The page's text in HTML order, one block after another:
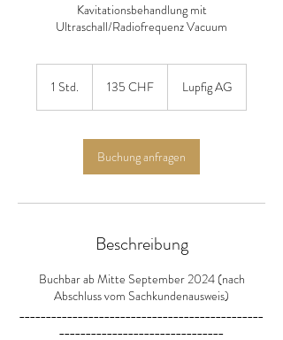
Kavitationsbehandlung mit
Ultraschall/Radiofrequenz Vacuum
1 Std.
d
Franken
135 CHF Lupfig AG
Buchung anfragen
Beschreibung
Buchbar ab Mitte September 2024 (nach
Abschluss vom Sachkundenausweis)
______________________________________________
_______________________________